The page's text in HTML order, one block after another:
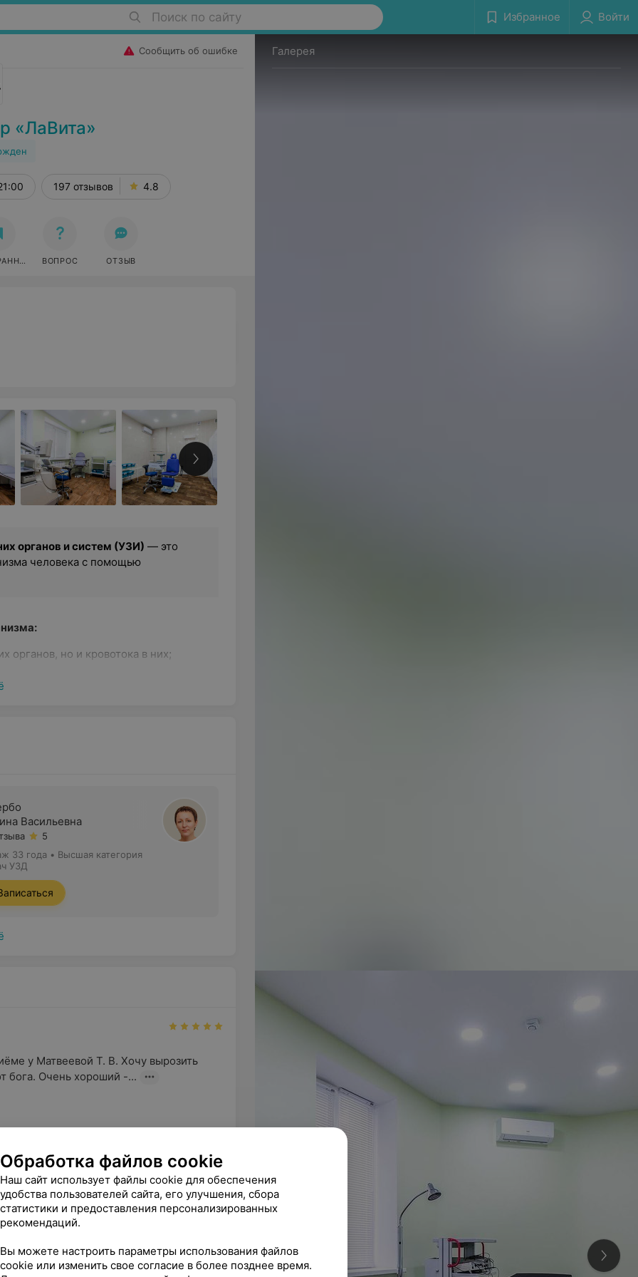
Поиск по сайту Избранное Войти
Сообщить об ошибке
«ЛаВита»
197 отзывов 4.8
ВОПРОС ОТЗЫВ
органов и систем (УЗИ) — это
человека с помощью
органов, но и кровотока в них;
в целях контроля за своим
исследованием кровотока;
Васильевна
5
33 года • Высшая категория
УЗД
у Матвеевой Т. В. Хочу вырозить
бога. Очень хороший -...
слова и доверие врачу
нашего медицинского центра Матвеевой
Галерея
Обработка файлов cookie
Наш сайт использует файлы cookie для обеспечения
удобства пользователей сайта, его улучшения, сбора
статистики и предоставления персонализированных
рекомендаций.
Вы можете настроить параметры использования файлов
cookie или изменить свое согласие в более позднее время.